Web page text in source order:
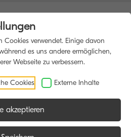
Cookies verwendet. Einige davon
es uns andere ermöglichen,
Webseite zu verbessern.
Cookies Externe Inhalte
akzeptieren